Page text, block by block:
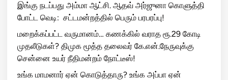
இங்கு நடப்பது அம்மா ஆட்சி. ஆதவ் அர்ஜுனா கொளுத்தி
போட்ட வெடி: சட்டமன்றத்தில் பெரும் பரபரப்பு!
மறைக்கப்பட்ட வருமானம்… கணக்கில் வராத ரூ.29 கோடி
முதலீடுகள்? திமுக மூத்த தலைவர் கே.என்.நேருவுக்கு
சென்னை உயர் நீதிமன்றம் நோட்டீஸ்!
உங்க மாமனார் ஏன் கொடுத்தாரு? உங்க அப்பா ஏன்